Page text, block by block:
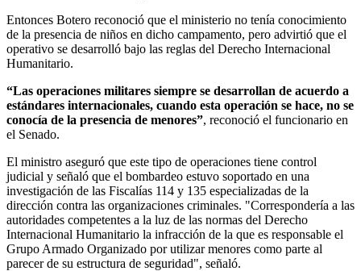
Entonces Botero reconoció que el ministerio no tenía conocimiento
de la presencia de niños en dicho campamento, pero advirtió que el
operativo se desarrolló bajo las reglas del Derecho Internacional
Humanitario.
“Las operaciones militares siempre se desarrollan de acuerdo a
estándares internacionales, cuando esta operación se hace, no se
conocía de la presencia de menores”, reconoció el funcionario en
el Senado.
El ministro aseguró que este tipo de operaciones tiene control
judicial y señaló que el bombardeo estuvo soportado en una
investigación de las Fiscalías 114 y 135 especializadas de la
dirección contra las organizaciones criminales. "Correspondería a las
autoridades competentes a la luz de las normas del Derecho
Internacional Humanitario la infracción de la que es responsable el
Grupo Armado Organizado por utilizar menores como parte al
parecer de su estructura de seguridad", señaló.